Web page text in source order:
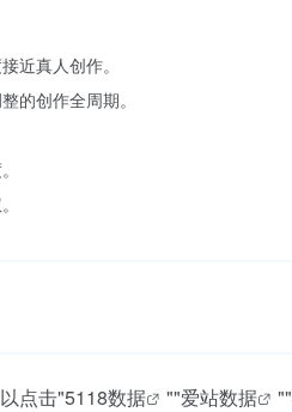
近真人创作。
的创作全周期。
点击"5118数据 ""爱站数据 ""